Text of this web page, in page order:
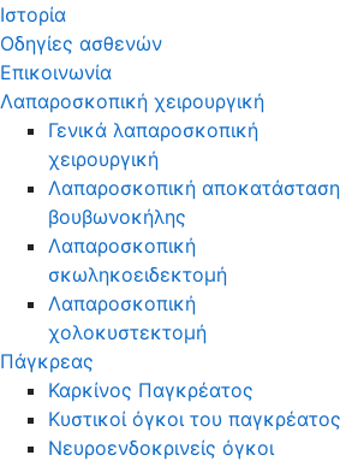
Ιστορία
Οδηγίες ασθενών
Επικοινωνία
Λαπαροσκοπική χειρουργική
Γενικά λαπαροσκοπική
χειρουργική
Λαπαροσκοπική αποκατάσταση
βουβωνοκήλης
Λαπαροσκοπική
σκωληκοειδεκτομή
Λαπαροσκοπική
χολοκυστεκτομή
Πάγκρεας
Καρκίνος Παγκρέατος
Κυστικοί όγκοι του παγκρέατος
Νευροενδοκρινείς όγκοι